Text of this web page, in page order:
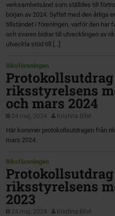
verksamhetsåret som ställdes till
början av 2024. Syftet med den årliga
tillståndet i föreningen, varför den har
och svaren bidrar till utvecklingen av
utveckla stöd till […]
Riksföreningen
riksstyrelsens
och mars 2024
24 maj, 2024
Kristina Blixt
Här kommer protokollsutdragen från
mars 2024.
Riksföreningen
riksstyrelsens
2023
24 maj, 2024
Kristina Blixt